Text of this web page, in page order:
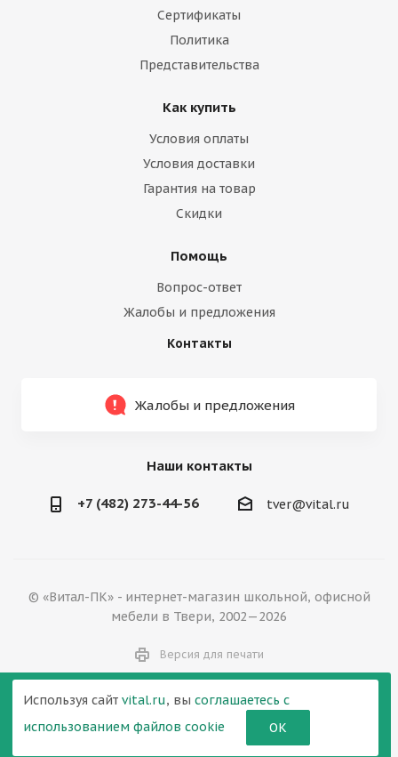
Сертификаты
Политика
Представительства
Как купить
Условия оплаты
Условия доставки
Гарантия на товар
Скидки
Помощь
Вопрос-ответ
Жалобы и предложения
Контакты
Жалобы и предложения
Наши контакты
+7 (482) 273-44-56 tver@vital.ru
© «Витал-ПК» - интернет-магазин школьной, офисной
мебели в Твери, 2002—2026
Версия для печати
Используя сайт vital.ru, вы соглашаетесь с
использованием файлов cookie
ОК